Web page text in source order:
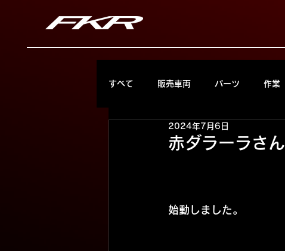
すべて 販売車両 パーツ 作業
赤ダラーラさん
2024年7月6日
始動しました。